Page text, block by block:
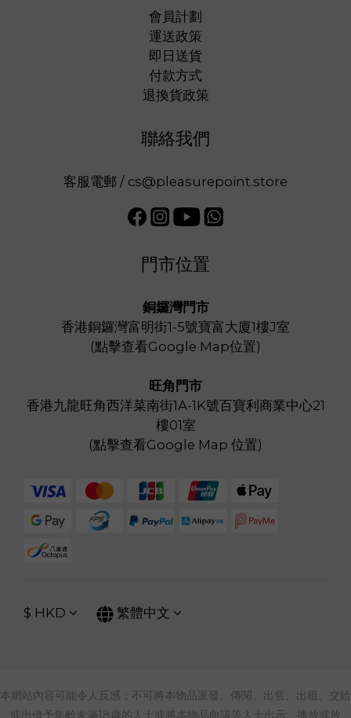
會員計劃
運送政策
即日送貨
付款方式
退換貨政策
聯絡我們
客服電郵 / cs@pleasurepoint.store
門市位置
銅鑼灣門市
香港銅鑼灣富明街1-5號寶富大廈1樓J室
(點擊查看Google Map位置)
旺角門市
香港九龍旺角西洋菜南街1A-1K號百寶利商業中心21
樓01室
(點擊查看Google Map 位置)
$ HKD 繁體中文
本網站內容可能令人反感；不可將本物品派發、傳閱、出售、出租、交給
或出借予年齡未滿18歲的人士或將本物品向該等人士出示、播放或放